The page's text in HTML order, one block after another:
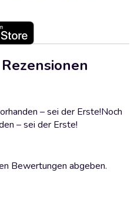
– sei der Erste!Noch
– sei der Erste!
Bewertungen abgeben.